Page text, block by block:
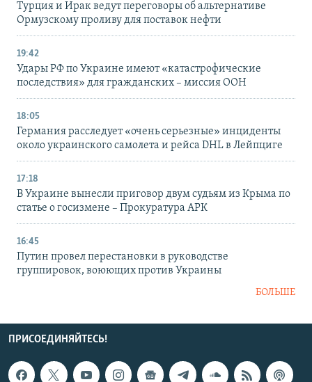
Турция и Ирак ведут переговоры об альтернативе
Ормузскому проливу для поставок нефти
19:42
Удары РФ по Украине имеют «катастрофические
последствия» для гражданских – миссия ООН
18:05
Германия расследует «очень серьезные» инциденты
около украинского самолета и рейса DHL в Лейпциге
17:18
В Украине вынесли приговор двум судьям из Крыма по
статье о госизмене – Прокуратура АРК
16:45
Путин провел перестановки в руководстве
группировок, воюющих против Украины
БОЛЬШЕ
ПРИСОЕДИНЯЙТЕСЬ!